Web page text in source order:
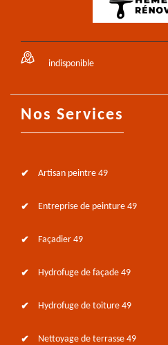
indisponible
Nos Services
Artisan peintre 49
Entreprise de peinture 49
Façadier 49
Hydrofuge de façade 49
Hydrofuge de toiture 49
Nettoyage de terrasse 49